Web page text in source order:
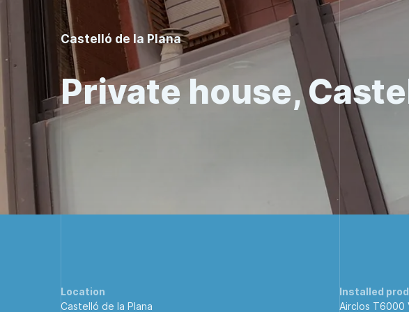
Castelló de la Plana
Private house,
Location
Castelló de la Plana
Installed
Airclos T6000